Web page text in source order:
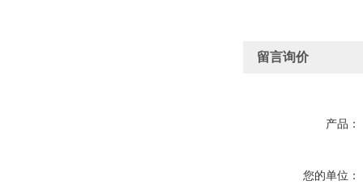
留言询价
产品：
您的单位：